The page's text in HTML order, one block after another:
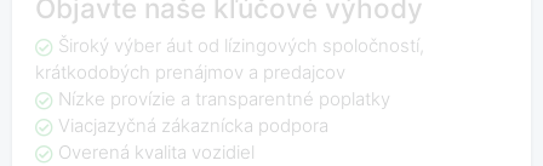
Objavte naše kľúčové výhody
Široký výber áut od lízingových spoločností,
krátkodobých prenájmov a predajcov
Nízke provízie a transparentné poplatky
Viacjazyčná zákaznícka podpora
Overená kvalita vozidiel